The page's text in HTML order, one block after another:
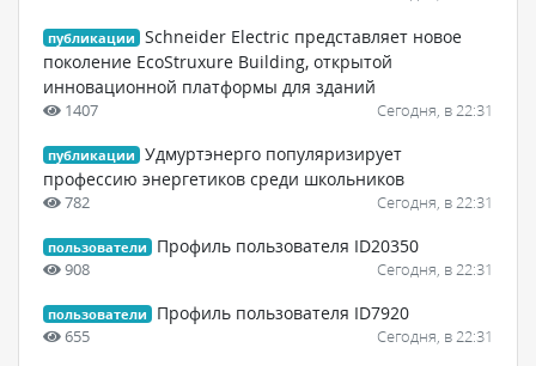
публикации
Schneider Electric представляет новое
поколение EcoStruxure Building, открытой
инновационной платформы для зданий
1407 Сегодня, в 22:31
публикации
Удмуртэнерго популяризирует
профессию энергетиков среди школьников
782 Сегодня, в 22:31
пользователи Профиль пользователя ID20350
908 Сегодня, в 22:31
пользователи Профиль пользователя ID7920
655 Сегодня, в 22:31